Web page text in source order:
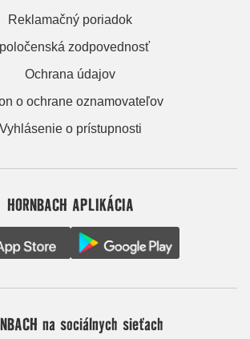
Reklamačný poriadok
zodpovednosť
Ochrana údajov
o ochrane oznamovateľov
Vyhlásenie o prístupnosti
HORNBACH APLIKÁCIA
na sociálnych sieťach